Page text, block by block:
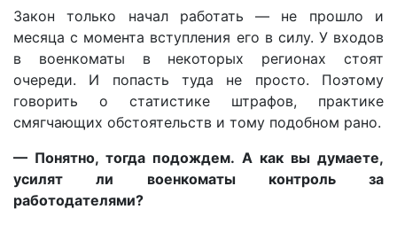
Закон только начал работать — не прошло и
месяца с момента вступления его в силу. У входов
в военкоматы в некоторых регионах стоят
очереди. И попасть туда не просто. Поэтому
говорить о статистике штрафов, практике
смягчающих обстоятельств и тому подобном рано.
— Понятно, тогда подождем. А как вы думаете,
усилят ли военкоматы контроль за
работодателями?